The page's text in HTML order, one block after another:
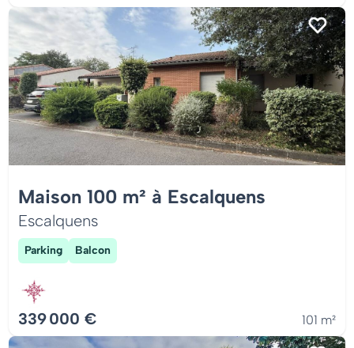
Maison 100 m² à Escalquens
Escalquens
Parking Balcon
339 000 € 101 m²